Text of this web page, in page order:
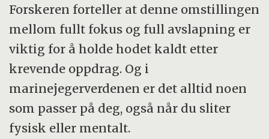
Forskeren forteller at denne omstillingen
mellom fullt fokus og full avslapning er
viktig for å holde hodet kaldt etter
krevende oppdrag. Og i
marinejegerverdenen er det alltid noen
som passer på deg, også når du sliter
fysisk eller mentalt.